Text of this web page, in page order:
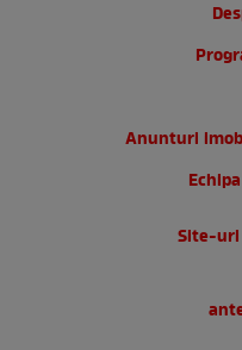
Anunturi
Site-uri